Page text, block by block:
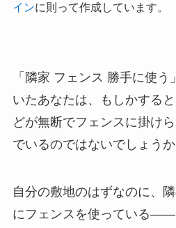
インに則って作成しています。
「隣家 フェンス 勝手に使
いたあなたは、もしかする
どが無断でフェンスに掛け
でいるのではないでしょうか
自分の敷地のはずなのに、
にフェンスを使っている――